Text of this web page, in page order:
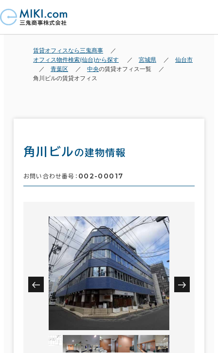
賃貸オフィスなら三鬼商事
オフィス物件検索(仙台)から探す
宮城県
仙台市
青葉区
中央の賃貸オフィス一覧
角川ビルの賃貸オフィス
角川ビルの建物情報
お問い合わせ番号： 002-00017